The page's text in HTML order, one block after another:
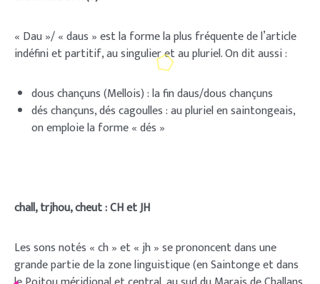
« Dau »/ « daus » est la forme la plus fréquente de l’article
indéfini et partitif, au singulier et au pluriel. On dit aussi :
dous chançuns (Mellois) : la fin daus/dous chançuns
dés chançuns, dés cagoulles : au pluriel en saintongeais,
on emploie la forme « dés »
chall, trjhou, cheut : CH et JH
Les sons notés « ch » et « jh » se prononcent dans une
grande partie de la zone linguistique (en Saintonge et dans